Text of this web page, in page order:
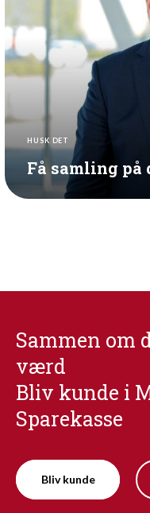
HUSK DET
Få samling
Sammen om
værd
Bliv kunde i
Sparekasse
Bliv kunde